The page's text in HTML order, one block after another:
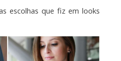
escolhas que fiz em looks